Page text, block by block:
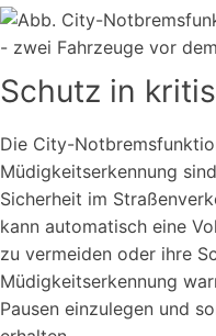
Schutz in
Die City-
Müdigkeitserkennung
Sicherheit im
kann automatisch eine
zu vermeiden oder ihre
Müdigkeitserkennung
Pausen einzulegen und